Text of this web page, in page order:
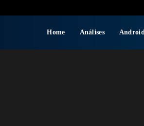
Home Análises